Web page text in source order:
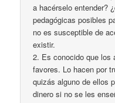
a hacérselo entender?
pedagógicas posibles
no es susceptible de
existir.
2. Es conocido que los
favores. Lo hacen por
quizás alguno de ellos
dinero si no se les